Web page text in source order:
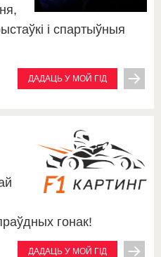
і спартыўныя
ДАДАЦЬ У МОЙ ГІД
гонак!
ДАДАЦЬ У МОЙ ГІД